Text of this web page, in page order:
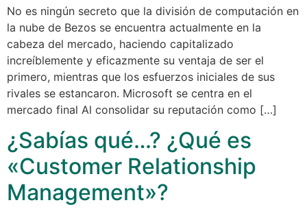
No es ningún secreto que la división de computación en
la nube de Bezos se encuentra actualmente en la
cabeza del mercado, haciendo capitalizado
increíblemente y eficazmente su ventaja de ser el
primero, mientras que los esfuerzos iniciales de sus
rivales se estancaron. Microsoft se centra en el
mercado final Al consolidar su reputación como […]
¿Sabías qué…? ¿Qué es
«Customer Relationship
Management»?